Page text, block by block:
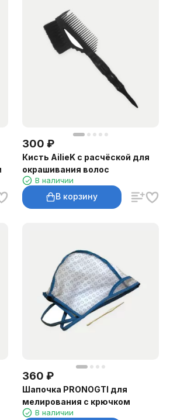
300 ₽
Кисть AilieK с расчёской для
окрашивания волос
В наличии
В корзину
360 ₽
Шапочка PRONOGTI для
мелирования с крючком
В наличии